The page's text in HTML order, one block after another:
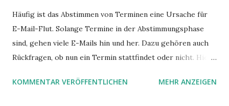
Häufig ist das Abstimmen von Terminen eine Ursache für
E-Mail-Flut. Solange Termine in der Abstimmungsphase
sind, gehen viele E-Mails hin und her. Dazu gehören auch
Rückfragen, ob nun ein Termin stattfindet oder nicht. Hier
Hilfe von Outlook.
KOMMENTAR VERÖFFENTLICHEN MEHR ANZEIGEN